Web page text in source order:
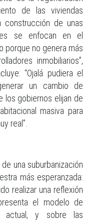
de las viviendas
de unas
se enfocan en el
porque no genera más
inmobiliarios”,
“Ojalá pudiera el
un cambio de
los gobiernos elijan de
masiva para
real”.
una suburbanización
más esperanzada:
realizar una reflexión
el modelo de
actual, y sobre las